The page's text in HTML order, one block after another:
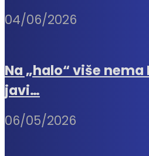
04/06/2026
Na „halo“ više nema
javi…
06/05/2026